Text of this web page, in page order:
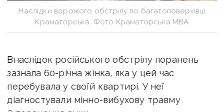
Наслідки ворожого обстрілу по багатоповерхівці
Краматорська. Фото Краматорська МВА
Внаслідок російського обстрілу поранень
зазнала 60-річна жінка, яка у цей час
перебувала у своїй квартирі. У неї
діагностували мінно-вибухову травму